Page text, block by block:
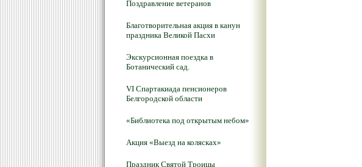
Поздравление ветеранов
Благотворительная акция в канун
праздника Великой Пасхи
Экскурсионная поездка в
Ботанический сад.
VI Спартакиада пенсионеров
Белгородской области
«Библиотека под открытым небом»
Акция «Выезд на колясках»
Праздник Святой Троицы